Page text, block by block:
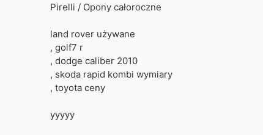
Pirelli / Opony całoroczne
land rover używane
, golf7 r
, dodge caliber 2010
, skoda rapid kombi wymiary
, toyota ceny
yyyyy